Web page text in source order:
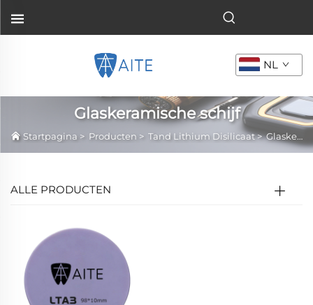
NL
Glaskeramische schijf
Startpagina > Producten > Tand Lithium Disilicaat>Glaskeramische schijf
ALLE PRODUCTEN